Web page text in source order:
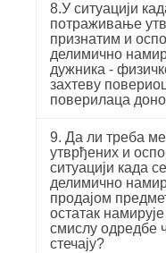
8.У ситуацији
потраживање
признатим и
делимично
дужника -
захтеву
поверилаца
9. Да ли треба
утврђених и
ситуацији када
делимично
продајом
остатак
смислу одредбе
стечају?